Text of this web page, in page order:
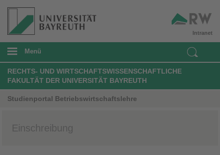
Intranet
Menü
RECHTS- UND WIRTSCHAFTSWISSENSCHAFTLICHE
FAKULTÄT DER UNIVERSITÄT BAYREUTH
Studienportal Betriebswirtschaftslehre
Einschreibung